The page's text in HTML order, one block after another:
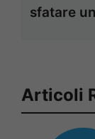
sfatare
Articoli